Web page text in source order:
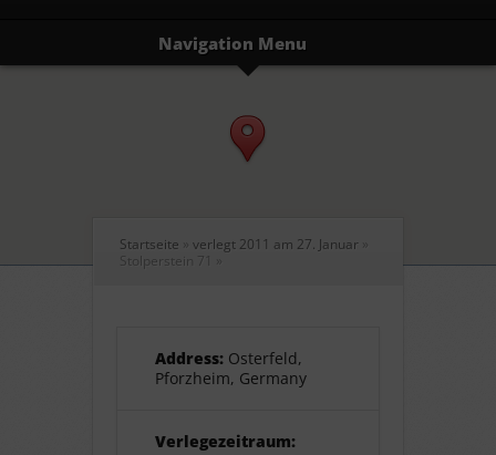
Navigation Menu
Startseite » verlegt 2011 am 27. Januar »
Stolperstein 71
»
Address: Osterfeld,
Pforzheim, Germany
Verlegezeitraum: